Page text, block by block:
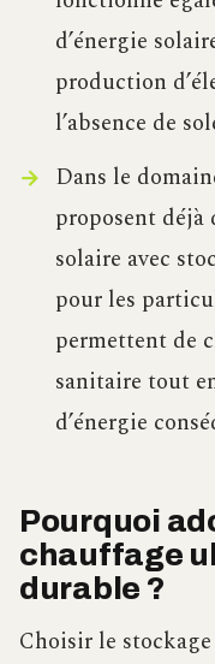
d’énergie
production
l’absence de
Dans le
proposent déjà
solaire avec
pour les
permettent de
sanitaire tout
d’énergie
Pourquoi
chauffage
durable ?
Choisir le stockage